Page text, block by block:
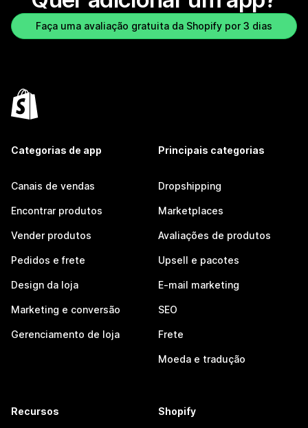
Faça uma avaliação gratuita da Shopify por 3 dias
Categorias de app
Canais de vendas
Encontrar produtos
Vender produtos
Pedidos e frete
Design da loja
Marketing e conversão
Gerenciamento de loja
Principais categorias
Dropshipping
Marketplaces
Avaliações de produtos
Upsell e pacotes
E-mail marketing
SEO
Frete
Moeda e tradução
Recursos Shopify